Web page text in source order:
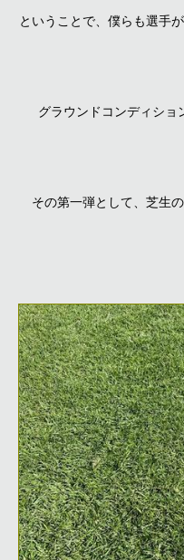
ということで、僕らも選手
グラウンドコンディショ
その第一弾として、芝生